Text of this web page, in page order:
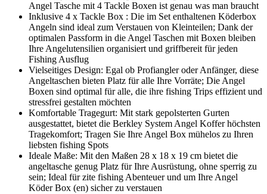
Angel Tasche mit 4 Tackle Boxen ist genau was man braucht
Inklusive 4 x Tackle Box : Die im Set enthaltenen Köderbox
Angeln sind ideal zum Verstauen von Kleinteilen; Dank der
optimalen Passform in die Angel Taschen mit Boxen bleiben
Ihre Angelutensilien organisiert und griffbereit für jeden
Fishing Ausflug
Vielseitiges Design: Egal ob Profiangler oder Anfänger, diese
Angeltaschen bieten Platz für alle Ihre Vorräte; Die Angel
Boxen sind optimal für alle, die ihre fishing Trips effizient und
stressfrei gestalten möchten
Komfortable Tragegurt: Mit stark gepolsterten Gurten
ausgestattet, bietet die Berkley System Angel Koffer höchsten
Tragekomfort; Tragen Sie Ihre Angel Box mühelos zu Ihren
liebsten fishing Spots
Ideale Maße: Mit den Maßen 28 x 18 x 19 cm bietet die
angeltasche genug Platz für Ihre Ausrüstung, ohne sperrig zu
sein; Ideal für zite fishing Abenteuer und um Ihre Angel
Köder Box (en) sicher zu verstauen